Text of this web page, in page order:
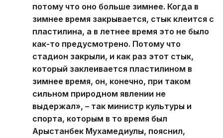
потому что оно больше зимнее. Когда в
зимнее время закрывается, стык клеится с
пластилина, а в летнее время это не было
как-то предусмотрено. Потому что
стадион закрыли, и как раз этот стык,
который заклеивается пластилином в
зимнее время, он, конечно, при таком
сильном природном явлении не
выдержал», – так министр культуры и
спорта, которым в то время был
Арыстанбек Мухамедиулы, пояснил,